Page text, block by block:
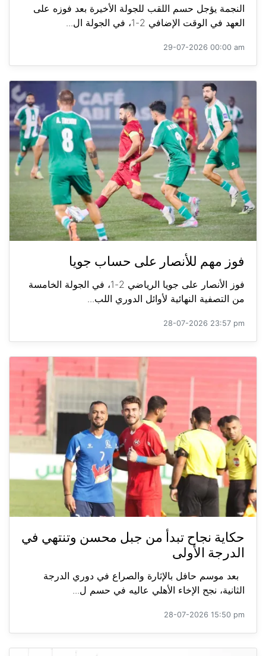
النجمة يؤجل حسم اللقب للجولة الأخيرة بعد فوزه على
العهد في الوقت الإضافي 2-1، في الجولة ال...
29-07-2026 00:00 am
فوز مهم للأنصار على حساب جويا
فوز الأنصار على جويا الرياضي 2-1، في الجولة الخامسة
من التصفية النهائية لأوائل الدوري اللب...
28-07-2026 23:57 pm
حكاية نجاح تبدأ من جبل محسن وتنتهي في
الدرجة الأولى
بعد موسم حافل بالإثارة والصراع في دوري الدرجة
الثانية، نجح الإخاء الأهلي عاليه في حسم ل...
28-07-2026 15:50 pm